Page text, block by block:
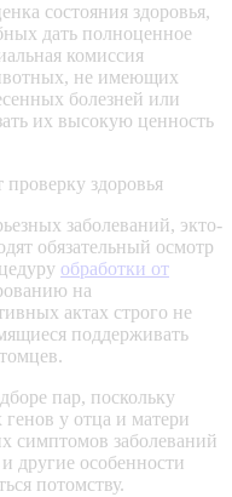
состояния здоровья,
дать полноценное
комиссия
не имеющих
болезней или
их высокую ценность
заболеваний, экто-
обязательный осмотр
обработки от
на
актах строго не
поддерживать
пар, поскольку
у отца и матери
симптомов заболеваний
другие особенности
потомству.